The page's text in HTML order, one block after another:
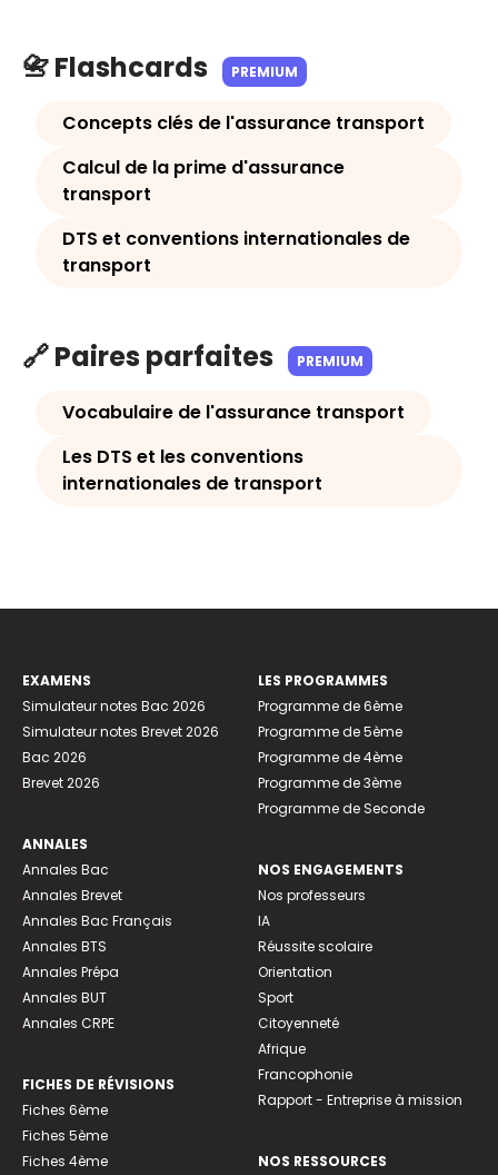
📇 Flashcards PREMIUM
Concepts clés de l'assurance transport
Calcul de la prime d'assurance
transport
DTS et conventions internationales de
transport
🔗 Paires parfaites PREMIUM
Vocabulaire de l'assurance transport
Les DTS et les conventions
internationales de transport
EXAMENS
Simulateur notes Bac 2026
Simulateur notes Brevet 2026
Bac 2026
Brevet 2026
ANNALES
Annales Bac
Annales Brevet
Annales Bac Français
Annales BTS
Annales Prépa
Annales BUT
Annales CRPE
FICHES DE RÉVISIONS
Fiches 6ème
Fiches 5ème
Fiches 4ème
LES PROGRAMMES
Programme de 6ème
Programme de 5ème
Programme de 4ème
Programme de 3ème
Programme de Seconde
NOS ENGAGEMENTS
Nos professeurs
IA
Réussite scolaire
Orientation
Sport
Citoyenneté
Afrique
Francophonie
Rapport - Entreprise à mission
NOS RESSOURCES